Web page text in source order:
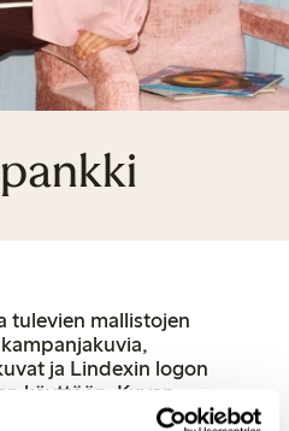
tulevien mallistojen
ja Lindexin logon
käyttöön. Kuvan
jokaisessa